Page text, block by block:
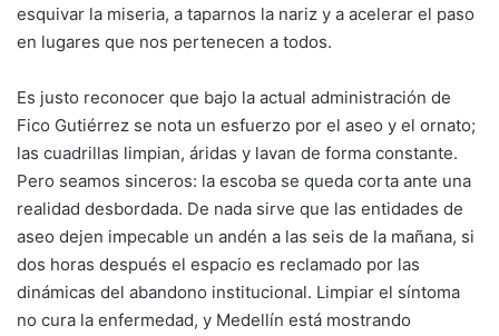
esquivar la miseria, a taparnos la nariz y a acelerar el paso
en lugares que nos pertenecen a todos.
Es justo reconocer que bajo la actual administración de
Fico Gutiérrez se nota un esfuerzo por el aseo y el ornato;
las cuadrillas limpian, áridas y lavan de forma constante.
Pero seamos sinceros: la escoba se queda corta ante una
realidad desbordada. De nada sirve que las entidades de
aseo dejen impecable un andén a las seis de la mañana, si
dos horas después el espacio es reclamado por las
dinámicas del abandono institucional. Limpiar el síntoma
no cura la enfermedad, y Medellín está mostrando